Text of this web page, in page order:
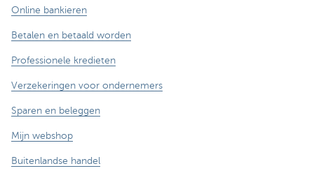
Online bankieren
Betalen en betaald worden
Professionele kredieten
Verzekeringen voor ondernemers
Sparen en beleggen
Mijn webshop
Buitenlandse handel